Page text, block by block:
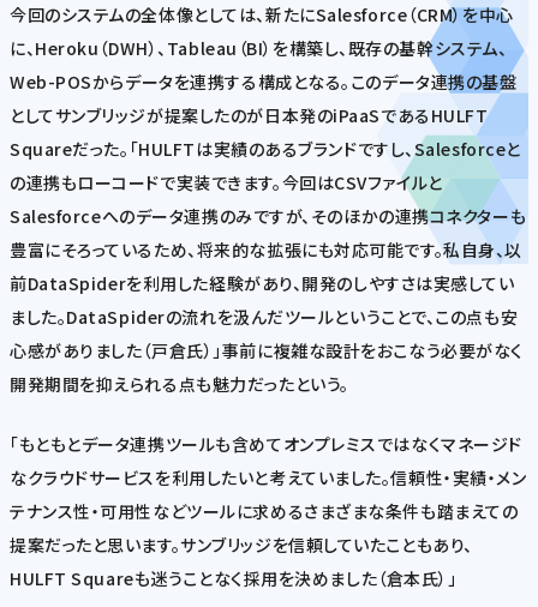
今回のシステムの全体像としては、新たにSalesforce（CRM）を中心
に、Heroku（DWH）、Tableau（BI）を構築し、既存の基幹システム、
Web-POSからデータを連携する構成となる。このデータ連携の基盤
としてサンブリッジが提案したのが日本発のiPaaSであるHULFT
Squareだった。「HULFTは実績のあるブランドですし、Salesforceと
の連携もローコードで実装できます。今回はCSVファイルと
Salesforceへのデータ連携のみですが、そのほかの連携コネクターも
豊富にそろっているため、将来的な拡張にも対応可能です。私自身、以
前DataSpiderを利用した経験があり、開発のしやすさは実感してい
ました。DataSpiderの流れを汲んだツールということで、この点も安
心感がありました（戸倉氏）」事前に複雑な設計をおこなう必要がなく
開発期間を抑えられる点も魅力だったという。
「もともとデータ連携ツールも含めてオンプレミスではなくマネージド
なクラウドサービスを利用したいと考えていました。信頼性・実績・メン
テナンス性・可用性などツールに求めるさまざまな条件も踏まえての
提案だったと思います。サンブリッジを信頼していたこともあり、
HULFT Squareも迷うことなく採用を決めました（倉本氏）」